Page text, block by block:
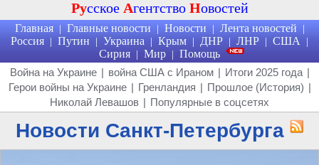
Русское Агентство Новостей
Главная | Главные новости | Новости | Лента новостей |
Россия | Путин | Украина | Крым | ДНР | ЛНР | США |
Сирия | Мир | Помощь
Война на Украине | война США с Ираном | Итоги 2025 года |
Герои войны на Украине | Гренландия | Прошлое (История) |
Николай Левашов | Популярные в соцсетях
Новости Санкт-Петербурга